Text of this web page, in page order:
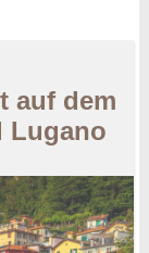
auf dem
Lugano